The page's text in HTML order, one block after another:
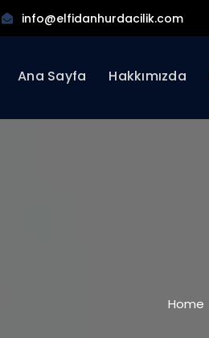
info@elfidanhurdacilik.com
Ana Sayfa Hakkımızda
Home